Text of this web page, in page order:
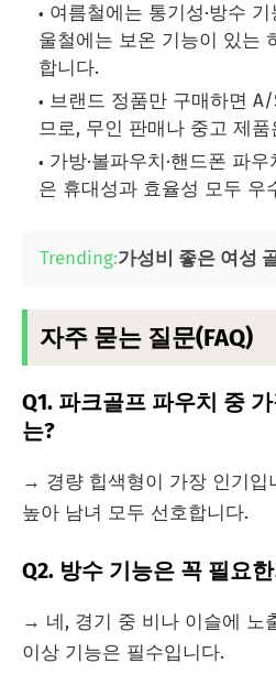
여름철에는 통기성·방수
울철에는 보온 기능이 있는
합니다.
브랜드 정품만 구매하면
므로, 무인 판매나 중고 제품
가방·볼파우치·핸드폰 파
은 휴대성과 효율성 모두 우
Trending:가성비 좋은 여성
자주 묻는 질문(FAQ)
Q1. 파크골프 파우치 중
는?
→ 경량 힙색형이 가장 인기입
높아 남녀 모두 선호합니다.
Q2. 방수 기능은 꼭 필요
→ 네, 경기 중 비나 이슬에 노
이상 기능은 필수입니다.